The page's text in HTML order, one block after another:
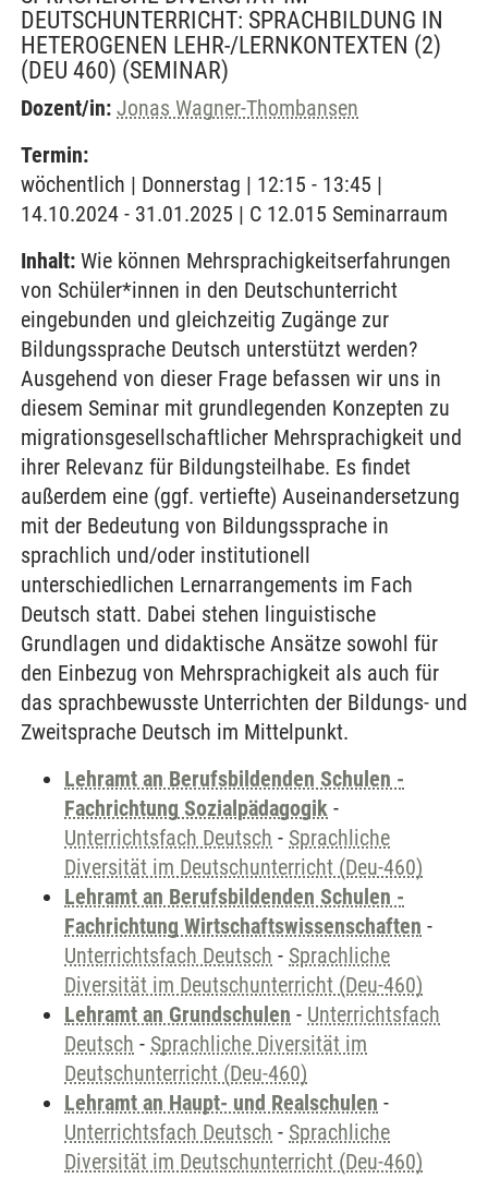
DEUTSCHUNTERRICHT: SPRACHBILDUNG IN
HETEROGENEN LEHR-/LERNKONTEXTEN (2)
(DEU 460) (SEMINAR)
Dozent/in: Jonas Wagner-Thombansen
Termin:
wöchentlich | Donnerstag | 12:15 - 13:45 |
14.10.2024 - 31.01.2025 | C 12.015 Seminarraum
Inhalt: Wie können Mehrsprachigkeitserfahrungen
von Schüler*innen in den Deutschunterricht
eingebunden und gleichzeitig Zugänge zur
Bildungssprache Deutsch unterstützt werden?
Ausgehend von dieser Frage befassen wir uns in
diesem Seminar mit grundlegenden Konzepten zu
migrationsgesellschaftlicher Mehrsprachigkeit und
ihrer Relevanz für Bildungsteilhabe. Es findet
außerdem eine (ggf. vertiefte) Auseinandersetzung
mit der Bedeutung von Bildungssprache in
sprachlich und/oder institutionell
unterschiedlichen Lernarrangements im Fach
Deutsch statt. Dabei stehen linguistische
Grundlagen und didaktische Ansätze sowohl für
den Einbezug von Mehrsprachigkeit als auch für
das sprachbewusste Unterrichten der Bildungs- und
Zweitsprache Deutsch im Mittelpunkt.
Lehramt an Berufsbildenden Schulen -
Fachrichtung Sozialpädagogik -
Unterrichtsfach Deutsch - Sprachliche
Diversität im Deutschunterricht (Deu-460)
Lehramt an Berufsbildenden Schulen -
Fachrichtung Wirtschaftswissenschaften -
Unterrichtsfach Deutsch - Sprachliche
Diversität im Deutschunterricht (Deu-460)
Lehramt an Grundschulen - Unterrichtsfach
Deutsch - Sprachliche Diversität im
Deutschunterricht (Deu-460)
Lehramt an Haupt- und Realschulen -
Unterrichtsfach Deutsch - Sprachliche
Diversität im Deutschunterricht (Deu-460)